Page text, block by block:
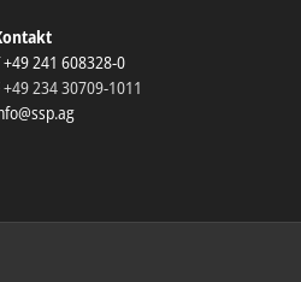
+49 241 608328-0
+49 234 30709-1011